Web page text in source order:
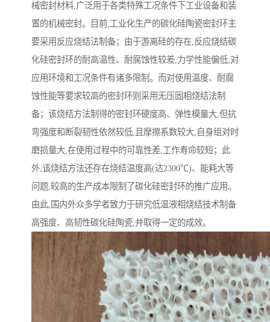
械密封材料,广泛用于各类特殊工况条件下工业设备和装
置的机械密封。目前,工业化生产的碳化硅陶瓷密封环主
要采用反应烧结法制备；由于游离硅的存在,反应烧结碳
化硅密封环的耐高温性、耐腐蚀性较差,力学性能偏低,对
应用环境和工况条件有诸多限制。而对使用温度、耐腐
蚀性能等要求较高的密封环则采用无压固相烧结法制
备；该烧结方法制得的密封环硬度高、弹性模量大,但抗
弯强度和断裂韧性依然较低,且摩擦系数较大,自身组对时
磨损量大,在使用过程中的可靠性差,工作寿命较短；此
外,该烧结方法还存在烧结温度高(达2300℃)、能耗大等
问题,较高的生产成本限制了碳化硅密封环的推广应用。
由此,国内外众多学者致力于研究低温液相烧结技术制备
高强度、高韧性碳化硅陶瓷,并取得一定的成效。